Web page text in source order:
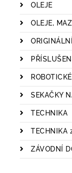
OLEJE
OLEJE,
SEKAČKY
TECHNIKA
TECHNIKA
ZÁVODNÍ